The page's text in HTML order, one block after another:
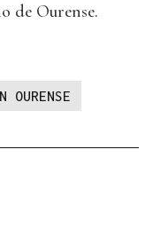
de Ourense.
OURENSE